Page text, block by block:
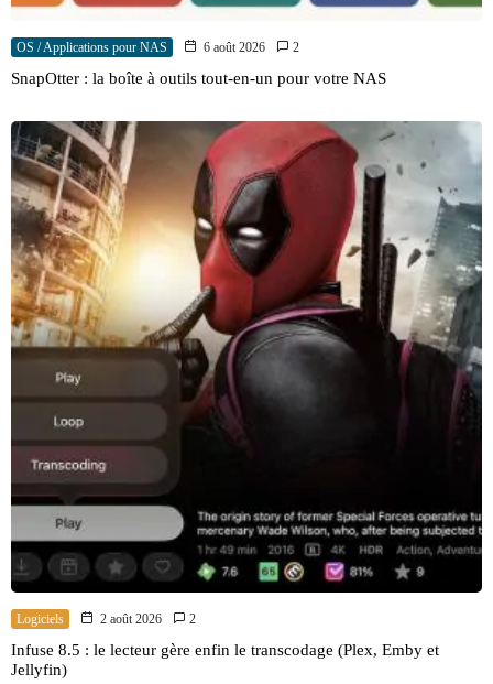
OS / Applications pour NAS 6 août 2026 2
SnapOtter : la boîte à outils tout-en-un pour votre NAS
Logiciels 2 août 2026 2
Infuse 8.5 : le lecteur gère enfin le transcodage (Plex, Emby et
Jellyfin)